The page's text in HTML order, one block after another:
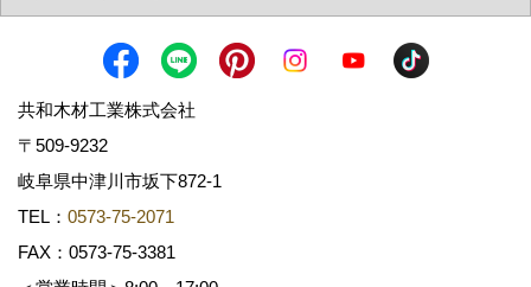
共和木材工業株式会社
〒509-9232
岐阜県中津川市坂下872‐1
TEL： 0573-75-2071
FAX：0573-75-3381